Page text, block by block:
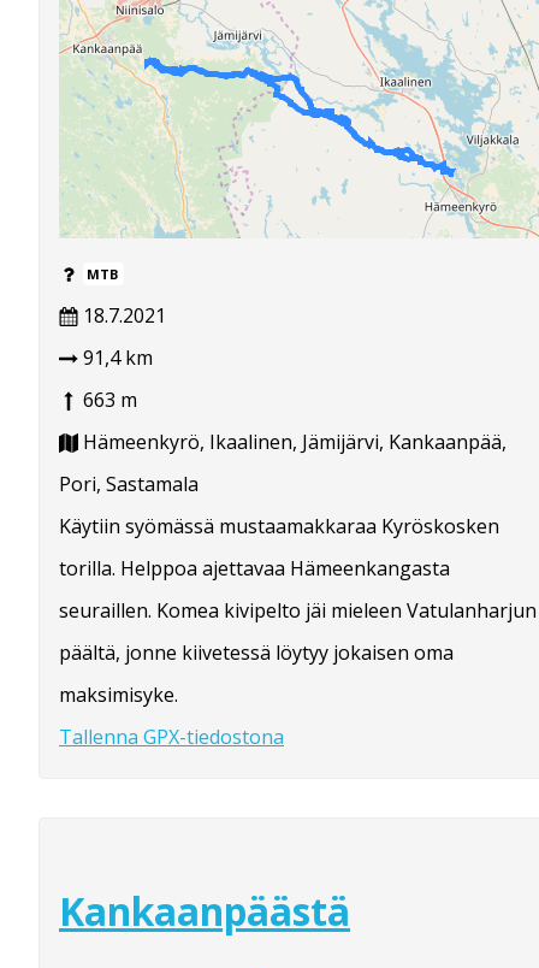
MTB
18.7.2021
91,4 km
663 m
Hämeenkyrö, Ikaalinen, Jämijärvi, Kankaanpää,
Pori, Sastamala
Käytiin syömässä mustaamakkaraa Kyröskosken
torilla. Helppoa ajettavaa Hämeenkangasta
seuraillen. Komea kivipelto jäi mieleen Vatulanharjun
päältä, jonne kiivetessä löytyy jokaisen oma
maksimisyke.
Tallenna GPX-tiedostona
Kankaanpäästä